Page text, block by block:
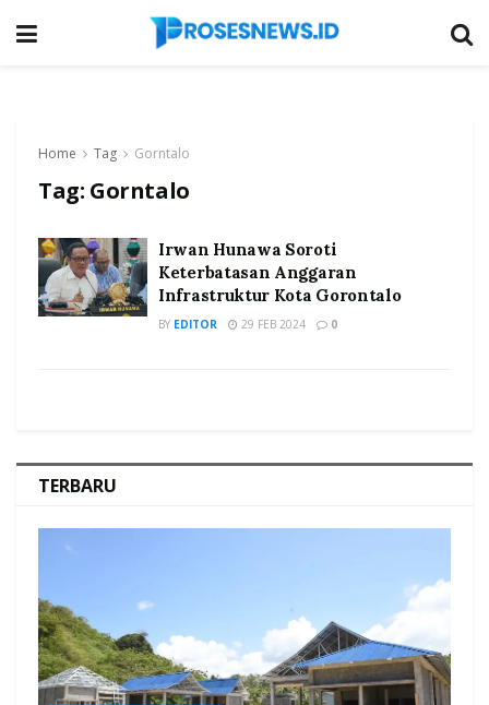
Home Tag Gorntalo
Tag: Gorntalo
Irwan Hunawa Soroti
Keterbatasan Anggaran
Infrastruktur Kota Gorontalo
BY EDITOR 29 FEB 2024 0
TERBARU